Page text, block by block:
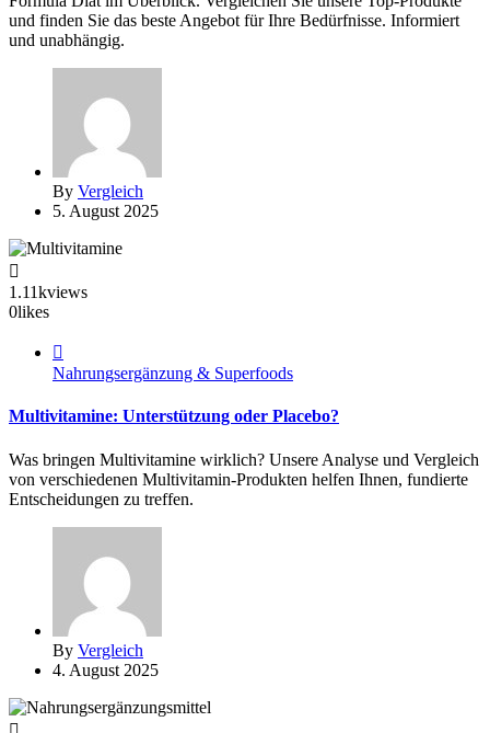
und finden Sie das beste Angebot für Ihre Bedürfnisse. Informiert
und unabhängig.
By Vergleich
5. August 2025
1.11kviews
0likes
Nahrungsergänzung & Superfoods
Multivitamine: Unterstützung oder Placebo?
Was bringen Multivitamine wirklich? Unsere Analyse und Vergleich
von verschiedenen Multivitamin-Produkten helfen Ihnen, fundierte
Entscheidungen zu treffen.
By Vergleich
4. August 2025